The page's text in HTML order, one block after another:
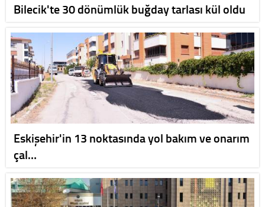
Bilecik'te 30 dönümlük buğday tarlası kül oldu
Eskişehir'in 13 noktasında yol bakım ve onarım
çal…